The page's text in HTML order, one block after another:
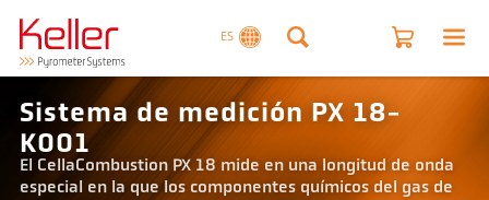
ES
Sistema de medición PX 18-
K001
El CellaCombustion PX 18 mide en una longitud de onda
especial en la que los componentes químicos del gas de